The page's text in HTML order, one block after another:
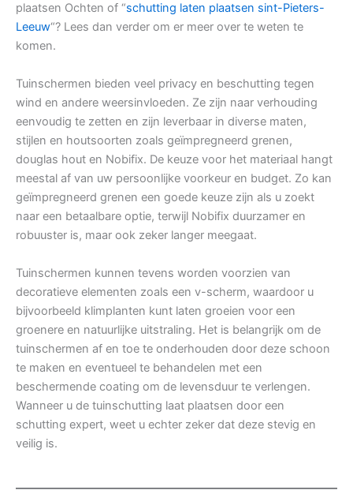
plaatsen Ochten of “schutting laten plaatsen sint-Pieters-
Leeuw“? Lees dan verder om er meer over te weten te
komen.
Tuinschermen bieden veel privacy en beschutting tegen
wind en andere weersinvloeden. Ze zijn naar verhouding
eenvoudig te zetten en zijn leverbaar in diverse maten,
stijlen en houtsoorten zoals geïmpregneerd grenen,
douglas hout en Nobifix. De keuze voor het materiaal hangt
meestal af van uw persoonlijke voorkeur en budget. Zo kan
geïmpregneerd grenen een goede keuze zijn als u zoekt
naar een betaalbare optie, terwijl Nobifix duurzamer en
robuuster is, maar ook zeker langer meegaat.
Tuinschermen kunnen tevens worden voorzien van
decoratieve elementen zoals een v-scherm, waardoor u
bijvoorbeeld klimplanten kunt laten groeien voor een
groenere en natuurlijke uitstraling. Het is belangrijk om de
tuinschermen af en toe te onderhouden door deze schoon
te maken en eventueel te behandelen met een
beschermende coating om de levensduur te verlengen.
Wanneer u de tuinschutting laat plaatsen door een
schutting expert, weet u echter zeker dat deze stevig en
veilig is.